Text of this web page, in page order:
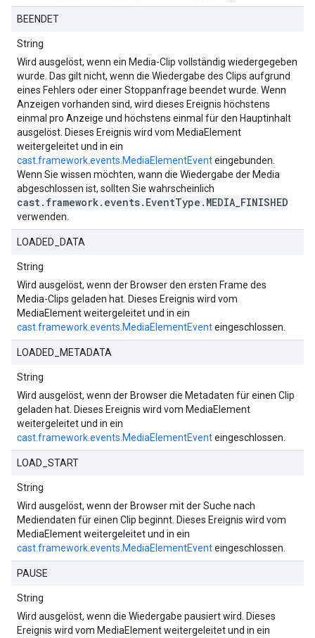
BEENDET
String
Wird ausgelöst, wenn ein Media-Clip vollständig wiedergegeben
wurde. Das gilt nicht, wenn die Wiedergabe des Clips aufgrund
eines Fehlers oder einer Stoppanfrage beendet wurde. Wenn
Anzeigen vorhanden sind, wird dieses Ereignis höchstens
einmal pro Anzeige und höchstens einmal für den Hauptinhalt
ausgelöst. Dieses Ereignis wird vom MediaElement
weitergeleitet und in ein
cast.framework.events.MediaElementEventeingebunden.
Wenn Sie wissen möchten, wann die Wiedergabe der Media
abgeschlossen ist, sollten Sie wahrscheinlich
cast.framework.events.EventType.MEDIA_FINISHED
verwenden.
LOADED_DATA
String
Wird ausgelöst, wenn der Browser den ersten Frame des
Media-Clips geladen hat. Dieses Ereignis wird vom
MediaElement weitergeleitet und in ein
cast.framework.events.MediaElementEventeingeschlossen.
LOADED_METADATA
String
Wird ausgelöst, wenn der Browser die Metadaten für einen Clip
geladen hat. Dieses Ereignis wird vom MediaElement
weitergeleitet und in ein
cast.framework.events.MediaElementEventeingeschlossen.
LOAD_START
String
Wird ausgelöst, wenn der Browser mit der Suche nach
Mediendaten für einen Clip beginnt. Dieses Ereignis wird vom
MediaElement weitergeleitet und in ein
cast.framework.events.MediaElementEventeingeschlossen.
PAUSE
String
Wird ausgelöst, wenn die Wiedergabe pausiert wird. Dieses
Ereignis wird vom MediaElement weitergeleitet und in ein